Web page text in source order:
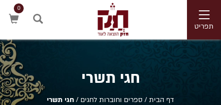
Toggle
navigationתפריט
0
חגי תשרי
דף הבית / ספרים וחוברות לחגים / חגי תשרי